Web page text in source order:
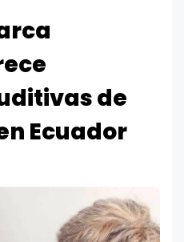
de
Ecuador